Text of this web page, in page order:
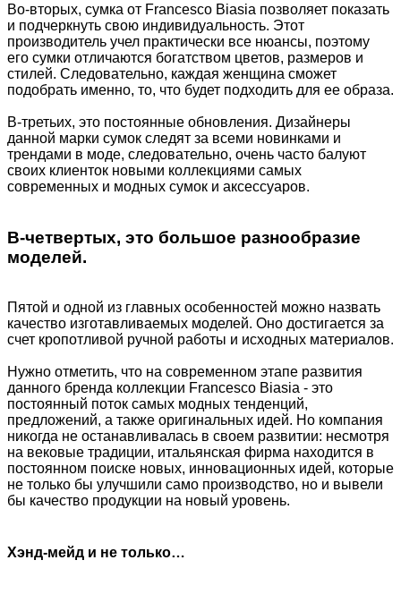
Во-вторых, сумка от Francesco Biasia позволяет показать
и подчеркнуть свою индивидуальность. Этот
производитель учел практически все нюансы, поэтому
его сумки отличаются богатством цветов, размеров и
стилей. Следовательно, каждая женщина сможет
подобрать именно, то, что будет подходить для ее образа.
В-третьих, это постоянные обновления. Дизайнеры
данной марки сумок следят за всеми новинками и
трендами в моде, следовательно, очень часто балуют
своих клиенток новыми коллекциями самых
современных и модных сумок и аксессуаров.
В-четвертых, это большое разнообразие
моделей.
Пятой и одной из главных особенностей можно назвать
качество изготавливаемых моделей. Оно достигается за
счет кропотливой ручной работы и исходных материалов.
Нужно отметить, что на современном этапе развития
данного бренда коллекции Francesco Biasia - это
постоянный поток самых модных тенденций,
предложений, а также оригинальных идей. Но компания
никогда не останавливалась в своем развитии: несмотря
на вековые традиции, итальянская фирма находится в
постоянном поиске новых, инновационных идей, которые
не только бы улучшили само производство, но и вывели
бы качество продукции на новый уровень.
Хэнд-мейд и не только…